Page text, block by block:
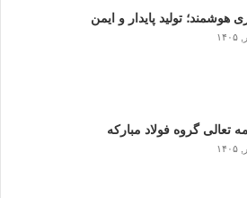
هوشمند؛ تولید پایدار و ایمن
تعالی گروه فولاد مبارکه